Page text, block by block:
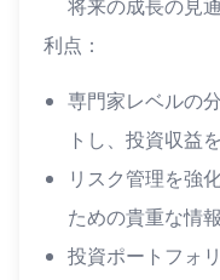
将来の成長の見
利点：
専門家レベルの
トし、投資収益
リスク管理を強
ための貴重な情
投資ポートフォ